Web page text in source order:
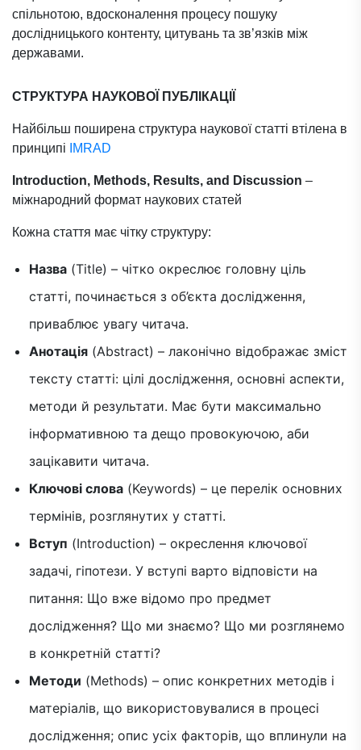
спільнотою, вдосконалення процесу пошуку
дослідницького контенту, цитувань та зв’язків між
державами.
СТРУКТУРА НАУКОВОЇ ПУБЛІКАЦІЇ
Найбільш поширена структура наукової статті втілена в
принципі
IMRAD
Introduction, Methods, Results, and Discussion –
міжнародний формат наукових статей
Кожна стаття має чітку структуру:
Назва(Title) – чітко окреслює головну ціль
статті, починається з об’єкта дослідження,
приваблює увагу читача.
Анотація(Abstract) – лаконічно відображає зміст
тексту статті: цілі дослідження, основні аспекти,
методи й результати. Має бути максимально
інформативною та дещо провокуючою, аби
зацікавити читача.
Ключові слова(Keywords) – це перелік основних
термінів, розглянутих у статті.
Вступ (Introduction) – окреслення ключової
задачі, гіпотези. У вступі варто відповісти на
питання: Що вже відомо про предмет
дослідження? Що ми знаємо? Що ми розглянемо
в конкретній статті?
Методи (Methods) – опис конкретних методів і
матеріалів, що використовувалися в процесі
дослідження; опис усіх факторів, що вплинули на